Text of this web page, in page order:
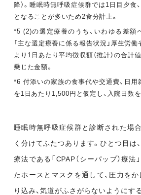
降）。睡眠時無呼吸症候群では1日目夕食
となることが多いため2食分計上。
*5 (2)の選定療養のうち、いわゆる差額
「主な選定療養に係る報告状況」厚生労
より1日あたり平均徴収額（推計）の合計
乗じた金額。
*6 付添いの家族の食事代や交通費、日用
を1日あたり1,500円と仮定し、入院日数を
睡眠時無呼吸症候群と診断された場
く分けてふたつあります。ひとつ目は
療法である「CPAP（シーパップ）療法
たホースとマスクを通して、圧力を
り込み、気道がふさがらないようにす